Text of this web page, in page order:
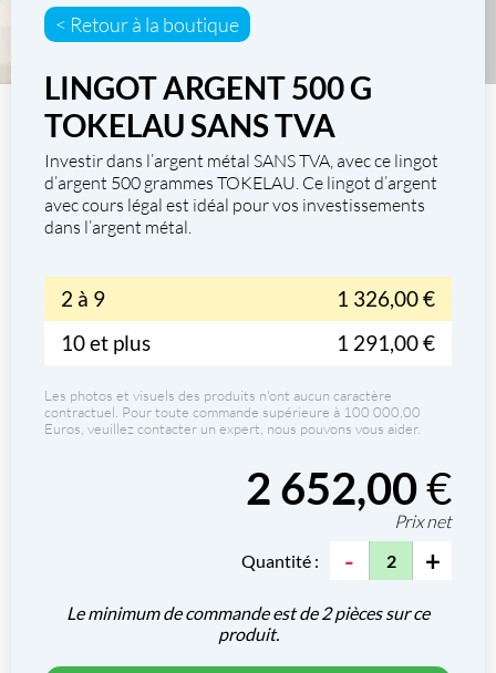
< Retour à la boutique
LINGOT ARGENT 500 G
TOKELAU SANS TVA
Investir dans l’argent métal SANS TVA , avec ce lingot
d’argent 500 grammes TOKELAU . Ce lingot d’argent
avec cours légal est idéal pour vos investissements
dans l’argent métal.
2 à 9
1 326,00 €
10 et plus
1 291,00 €
Les photos et visuels des produits n'ont aucun caractère
contractuel. Pour toute commande supérieure à 100 000,00
Euros, veuillez contacter un expert, nous pouvons vous aider.
2 652,00€
Prix net
Quantité : - +
Le minimum de commande est de 2 pièces sur ce
produit.